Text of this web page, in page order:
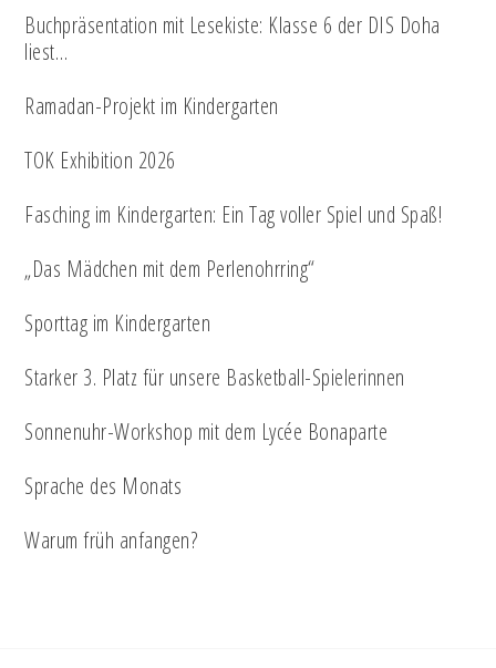
Buchpräsentation mit Lesekiste: Klasse 6 der DIS Doha
liest…
Ramadan-Projekt im Kindergarten
TOK Exhibition 2026
Fasching im Kindergarten: Ein Tag voller Spiel und Spaß!
„Das Mädchen mit dem Perlenohrring“
Sporttag im Kindergarten
Starker 3. Platz für unsere Basketball-Spielerinnen
Sonnenuhr-Workshop mit dem Lycée Bonaparte
Sprache des Monats
Warum früh anfangen?